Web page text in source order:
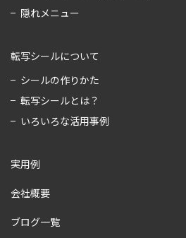
隠れメニュー
転写シールについて
シールの作りかた
転写シールとは？
いろいろな活用事例
実用例
会社概要
ブログ一覧